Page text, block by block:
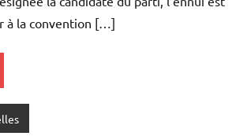
à la convention […]